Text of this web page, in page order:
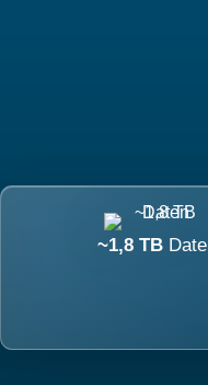
~1,8 TB